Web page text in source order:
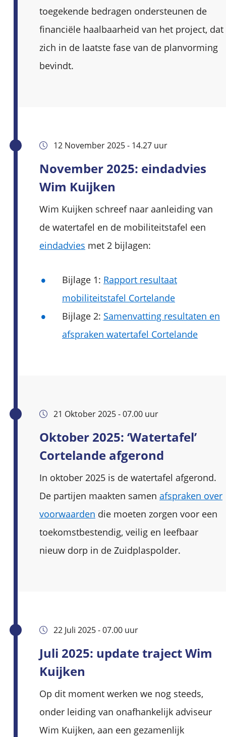
toegekende bedragen ondersteunen de
financiële haalbaarheid van het project, dat
zich in de laatste fase van de planvorming
bevindt.
12 November 2025 - 14.27 uur
November 2025: eindadvies
Wim Kuijken
Wim Kuijken schreef naar aanleiding van
de watertafel en de mobiliteitstafel een
eindadvies‌ met 2 bijlagen:
Bijlage 1: Rapport resultaat
mobiliteitstafel Cortelande‌
Bijlage 2: Samenvatting resultaten en
afspraken watertafel Cortelande‌
21 Oktober 2025 - 07.00 uur
Oktober 2025: ‘Watertafel’
Cortelande afgerond
In oktober 2025 is de watertafel afgerond.
De partijen maakten samen afspraken over
voorwaarden die moeten zorgen voor een
toekomstbestendig, veilig en leefbaar
nieuw dorp in de Zuidplaspolder.
22 Juli 2025 - 07.00 uur
Juli 2025: update traject Wim
Kuijken
Op dit moment werken we nog steeds,
onder leiding van onafhankelijk adviseur
Wim Kuijken, aan een gezamenlijk